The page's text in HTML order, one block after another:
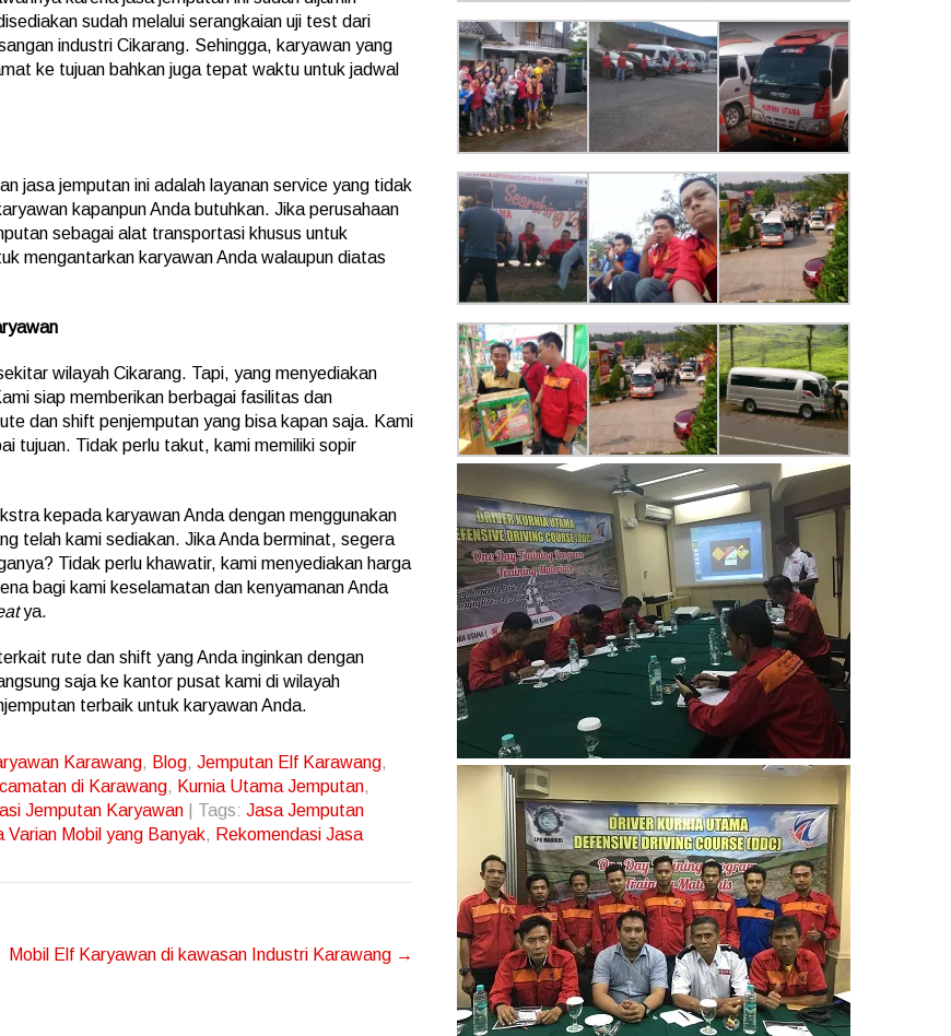
sudah melalui serangkaian uji test dari
industri Cikarang. Sehingga, karyawan yang
ke tujuan bahkan juga tepat waktu untuk jadwal
jasa jemputan ini adalah layanan service yang tidak
kapanpun Anda butuhkan. Jika perusahaan
sebagai alat transportasi khusus untuk
mengantarkan karyawan Anda walaupun diatas
wilayah Cikarang. Tapi, yang menyediakan
siap memberikan berbagai fasilitas dan
dan shift penjemputan yang bisa kapan saja. Kami
tujuan. Tidak perlu takut, kami memiliki sopir
kepada karyawan Anda dengan menggunakan
telah kami sediakan. Jika Anda berminat, segera
Tidak perlu khawatir, kami menyediakan harga
bagi kami keselamatan dan kenyamanan Anda
ya.
rute dan shift yang Anda inginkan dengan
saja ke kantor pusat kami di wilayah
terbaik untuk karyawan Anda.
Karawang, Blog, Jemputan Elf Karawang,
di Karawang, Kurnia Utama Jemputan,
Jemputan Karyawan | Tags: Jasa Jemputan
Varian Mobil yang Banyak, Rekomendasi Jasa
Mobil Elf Karyawan di kawasan Industri Karawang →